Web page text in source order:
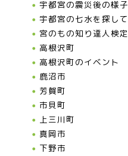
宇都宮の震災後の様子
宇都宮の七水を探して
宮のもの知り達人検定
高根沢町
高根沢町のイベント
鹿沼市
芳賀町
市貝町
上三川町
真岡市
下野市